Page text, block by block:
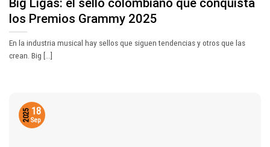
los Premios Grammy 2025
En la industria musical hay sellos que siguen tendencias y otros que las
crean. Big [...]
18
Sep
2025